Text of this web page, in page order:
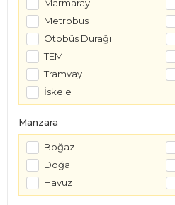
Marmaray
Metrobüs
Otobüs Durağı
TEM
Tramvay
İskele
Manzara
Boğaz
Doğa
Havuz